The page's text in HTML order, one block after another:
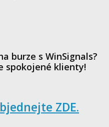
burze s WinSignals?
spokojené klienty!
ZDE.